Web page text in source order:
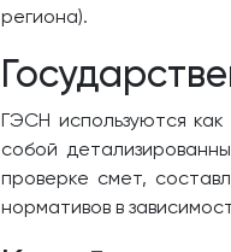
региона).
ГЭСН используются
собой
проверке смет,
нормативов в